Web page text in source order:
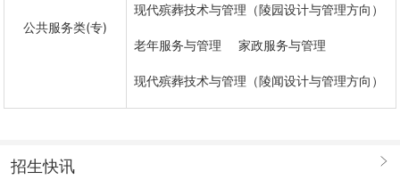
公共服务类(专)
现代殡葬技术与管理（陵园设计与管理方向）
老年服务与管理 家政服务与管理
现代殡葬技术与管理（陵闻设计与管理方向）
招生快讯